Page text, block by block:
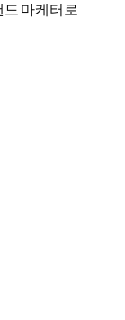
마케터로